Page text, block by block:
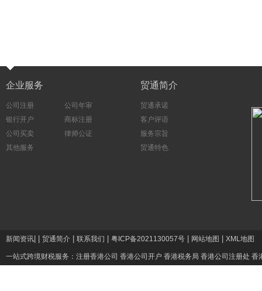
企业服务
公司注册
公司年审
银行开户
商标注册
公司买卖
律师公证
其他服务
贸通简介
贸通承诺
客户评语
服务宗旨
贸通特色
新闻资讯 贸通简介 联系我们 粤ICP备2021130057号 网站地图 XML地图
一站式跨境财税服务： 注册香港公司 香港公司开户 香港税务局 香港公司注册处 香